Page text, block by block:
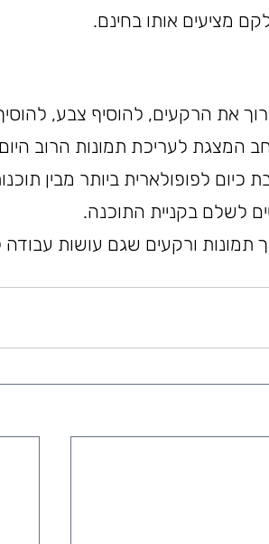
מציעים אותו בחינם.
את הרקעים, להוסיף צבע,
המצגת לעריכת תמונות הרוב
לפופולארית ביותר מבין
לשלם בקניית התוכנה.
תמונות ורקעים שגם עושות